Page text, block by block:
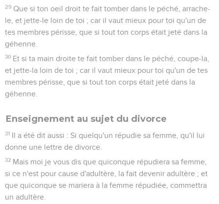
29 Que si ton oeil droit te fait tomber dans le péché, arrache-
le, et jette-le loin de toi ; car il vaut mieux pour toi qu'un de
tes membres périsse, que si tout ton corps était jeté dans la
géhenne.
30 Et si ta main droite te fait tomber dans le péché, coupe-la,
et jette-la loin de toi ; car il vaut mieux pour toi qu'un de tes
membres périsse, que si tout ton corps était jeté dans la
géhenne.
Enseignement au sujet du divorce
31 Il a été dit aussi : Si quelqu'un répudie sa femme, qu'il lui
donne une lettre de divorce.
32 Mais moi je vous dis que quiconque répudiera sa femme,
si ce n'est pour cause d'adultère, la fait devenir adultère ; et
que quiconque se mariera à la femme répudiée, commettra
un adultère.